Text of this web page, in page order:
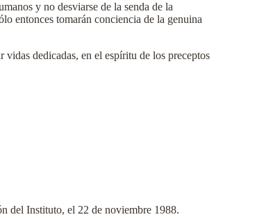
y no desviarse de la senda de la
entonces tomarán conciencia de la genuina
dedicadas, en el espíritu de los preceptos
del Instituto, el 22 de noviembre 1988.